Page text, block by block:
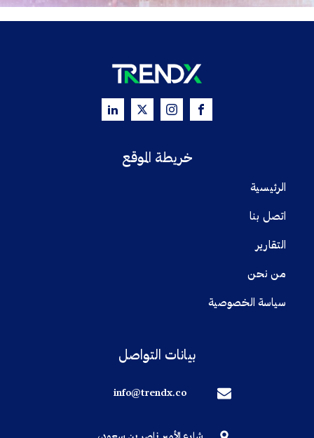
خريطة الموقع
الرئيسية
اتصل بنا
التقارير
من نحن
سياسة الخصوصية
بيانات التواصل
info@trendx.co